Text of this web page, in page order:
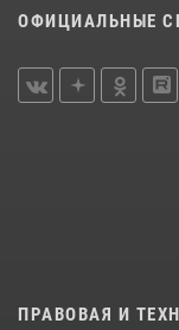
ОФИЦИАЛЬНЫЕ
ПРАВОВАЯ И